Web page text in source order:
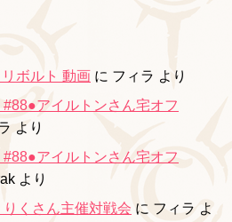
ボルト 動画 に フィラ より
アイルトンさん宅オフ
より
アイルトンさん宅オフ
より
くさん主催対戦会 に フィラ よ